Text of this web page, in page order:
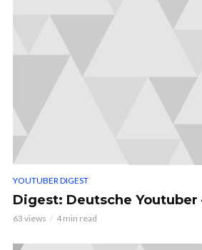
YOUTUBER DIGEST
Digest: Deutsche Youtuber
63 views 4 min read